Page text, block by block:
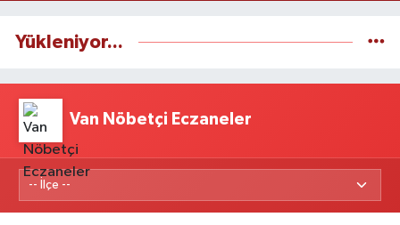
Yükleniyor...
Van Nöbetçi Eczaneler